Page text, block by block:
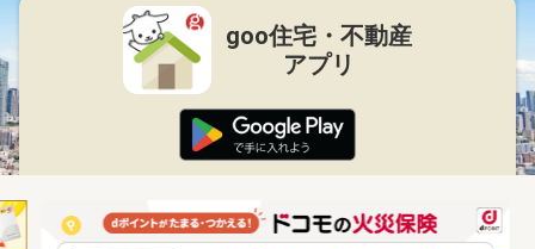
goo住宅・不動産
アプリ